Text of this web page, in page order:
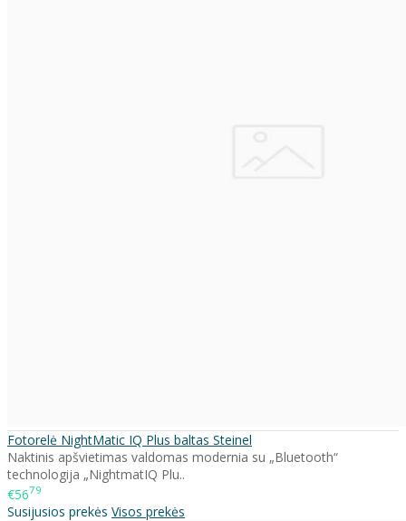
Fotorelė NightMatic IQ Plus baltas Steinel
Naktinis apšvietimas valdomas modernia su „Bluetooth“
technologija „NightmatIQ Plu..
€5679
Susijusios prekės Visos prekės